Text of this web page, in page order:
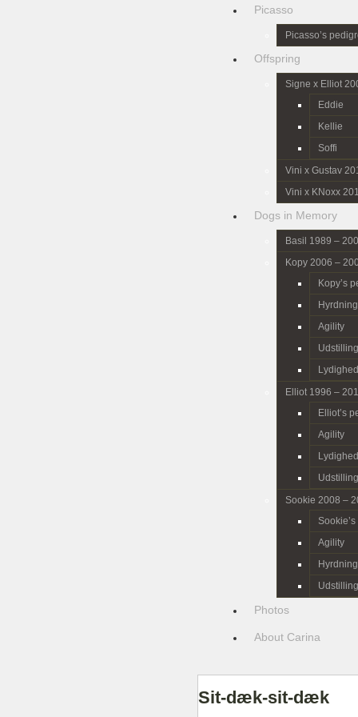
Picasso
Picasso’s
Offspring
Signe x Elliot
Eddie
Kellie
Soffi
Vini x Gustav
Vini x KNoxx
Dogs in Memory
Basil 1989 –
Kopy 2006 –
Kopy’s
Hyrdning
Agility
Udstilling
Lydighed
Elliot 1996 –
Elliot’s
Agility
Lydighed
Udstilling
Sookie 2008 –
Agility
Hyrdning
Udstilling
Photos
About Carina
Sit-dæk-sit-dæk